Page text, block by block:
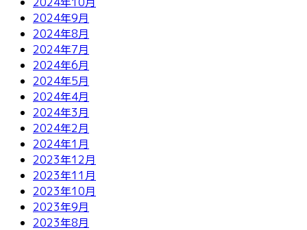
2024年9月
2024年8月
2024年7月
2024年6月
2024年5月
2024年4月
2024年3月
2024年2月
2024年1月
2023年12月
2023年11月
2023年10月
2023年9月
2023年8月